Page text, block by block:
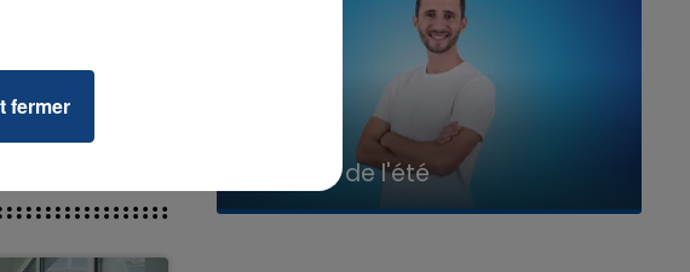
La Team de l'été
fermer